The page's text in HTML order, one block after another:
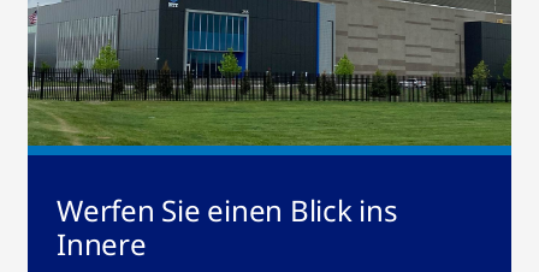
Werfen Sie einen Blick ins
Innere